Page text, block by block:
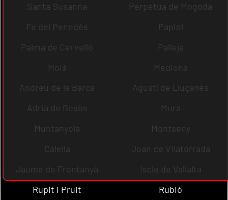
Santa Susanna
Perpètua de Mogoda
Fe del Penedès
Papiol
Palma de Cervelló
Pallejà
Moià
Mediona
Andreu de la Barca
Agustí de Lluçanès
Adrià de Besòs
Mura
Muntanyola
Montseny
Calella
Joan de Vilatorrada
Jaume de Frontanyà
Iscle de Vallalta
Rupit i Pruit
Rubió